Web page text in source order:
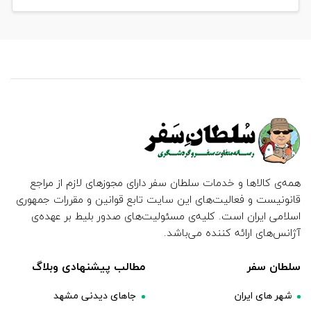
همه‌ی کالاها و خدمات سلطان سفر دارای مجوزهای لازم از مراجع
قانونیست و فعالیت‌های این سایت تابع قوانین و مقررات جمهوری
اسلامی ایران است. کلیه‌ی مسئولیت‌های صدور بلیط بر عهده‌ی
آژانس‌های ارائه کننده می‌باشد.
سلطان سفر
شهر های ایران
مطالب پیشنهادی وبلاگ
جاهای دیدنی مشهد